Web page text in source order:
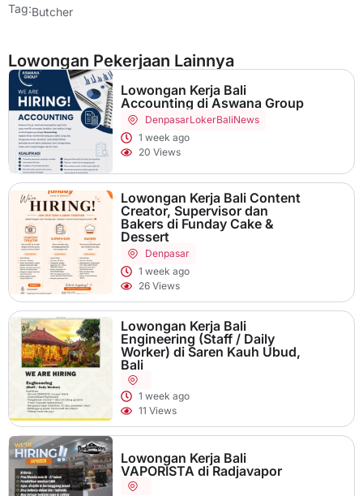
Tag:Butcher
Lowongan Pekerjaan Lainnya
Lowongan Kerja Bali
Accounting di Aswana Group
DenpasarLokerBaliNews
1 week ago
20 Views
Lowongan Kerja Bali Content
Creator, Supervisor dan
Bakers di Funday Cake &
Dessert
Denpasar
1 week ago
26 Views
Lowongan Kerja Bali
Engineering (Staff / Daily
Worker) di Saren Kauh Ubud,
Bali
1 week ago
11 Views
Lowongan Kerja Bali
VAPORISTA di Radjavapor